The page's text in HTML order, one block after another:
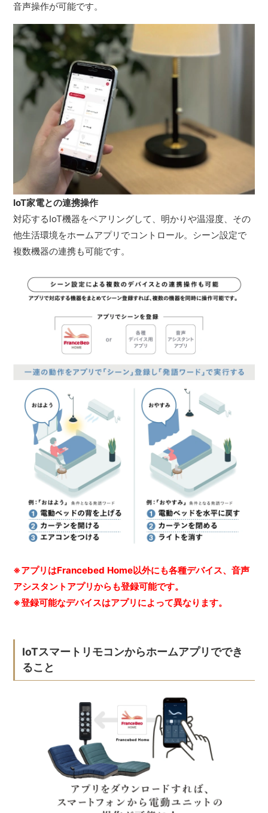
音声操作が可能です。
IoT家電との連携操作
対応するIoT機器をペアリングして、明かりや温湿度、その
他生活環境をホームアプリでコントロール。シーン設定で
複数機器の連携も可能です。
※アプリはFrancebed Home以外にも各種デバイス、音声
アシスタントアプリからも登録可能です。
※登録可能なデバイスはアプリによって異なります。
IoTスマートリモコンからホームアプリででき
ること